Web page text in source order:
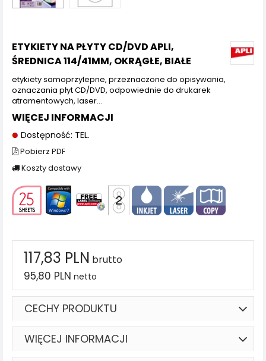
ETYKIETY NA PŁYTY CD/DVD APLI,
ŚREDNICA 114/41MM, OKRĄGŁE, BIAŁE
etykiety samoprzylepne, przeznaczone do opisywania,
oznaczania płyt CD/DVD, odpowiednie do drukarek
atramentowych, laser...
WIĘCEJ INFORMACJI
Dostępność: TEL.
Pobierz PDF
Koszty dostawy
117,83 PLN brutto
95,80 PLN netto
CECHY PRODUKTU
WIĘCEJ INFORMACJI